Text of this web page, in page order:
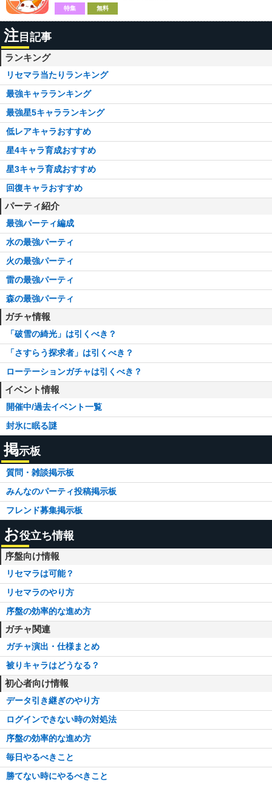
特集 無料
注 目記事
ランキング
リセマラ当たりランキング
最強キャラランキング
最強星5キャラランキング
低レアキャラおすすめ
星4キャラ育成おすすめ
星3キャラ育成おすすめ
回復キャラおすすめ
パーティ紹介
最強パーティ編成
水の最強パーティ
火の最強パーティ
雷の最強パーティ
森の最強パーティ
ガチャ情報
「破雪の綺光」は引くべき？
「さすらう探求者」は引くべき？
ローテーションガチャは引くべき？
イベント情報
開催中/過去イベント一覧
封氷に眠る謎
掲示板
質問・雑談掲示板
みんなのパーティ投稿掲示板
フレンド募集掲示板
お役立ち情報
序盤向け情報
リセマラは可能？
リセマラのやり方
序盤の効率的な進め方
ガチャ関連
ガチャ演出・仕様まとめ
被りキャラはどうなる？
初心者向け情報
データ引き継ぎのやり方
ログインできない時の対処法
序盤の効率的な進め方
毎日やるべきこと
勝てない時にやるべきこと